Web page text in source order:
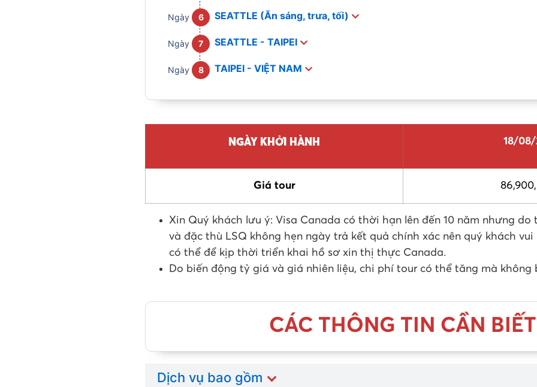
Ngày 6 SEATTLE (Ăn sáng, trưa, tối)
Ngày 7 SEATTLE - TAIPEI
Ngày 8 TAIPEI - VIỆT NAM
NGÀY KHỞI HÀNH 18/
Giá tour
Xin Quý khách lưu ý: Visa Canada có thời hạn lên đến 10 năm nhưng
và đặc thù LSQ không hẹn ngày trả kết quả chính xác nên quý khách
có thể để kịp thời triển khai hồ sơ xin thị thực Canada.
Do biến động tỷ giá và giá nhiên liệu, chi phí tour có thể tăng mà không
CÁC THÔNG TIN CẦN BIẾT
Dịch vụ bao gồm